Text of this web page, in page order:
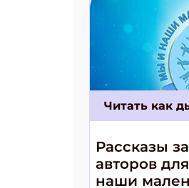
Читать как
Рассказы
авторов
наши